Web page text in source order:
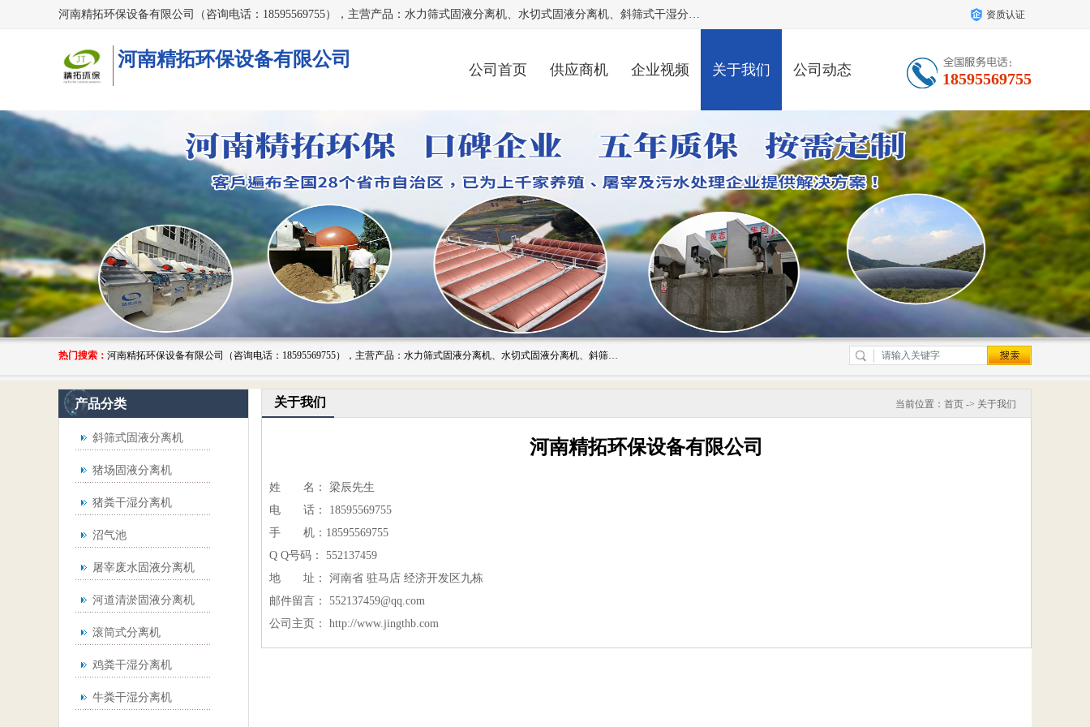
河南精拓环保设备有限公司（咨询电话：18595569755），主营产品：水力筛式固液分离机、水切式固液分离机、斜筛式干湿分离机、养猪场固液分离机、斜筛式固液分离机、屠宰场固液分离机、猪场干湿分离机等。公司从事固液分离设备及配套沼气池的研发、设计、销售与施工，并提供污水处理整体解决方案。 资质认证
河南精拓环保设备有限公司 公司首页 供应商机 企业视频 关于我们 公司动态 18595569755
热门搜索： 河南精拓环保设备有限公司（咨询电话：18595569755），主营产品：水力筛式固液分离机、水切式固液分离机、斜筛式干湿分离机、养猪场固液分离机、斜筛式固液分离机、屠宰场固液分离机、猪场干湿分离机等。公司从事固液分离设备及配套沼气池的研发、设计、销售与施工，并提供污水处理整体解决方案。
产品分类
斜筛式固液分离机
猪场固液分离机
猪粪干湿分离机
沼气池
屠宰废水固液分离机
河道清淤固液分离机
滚筒式分离机
鸡粪干湿分离机
牛粪干湿分离机
关于我们 当前位置： 首页 -> 关于我们
河南精拓环保设备有限公司
姓 名： 梁辰先生
电 话： 18595569755
手 机：18595569755
Q Q号码： 552137459
地 址： 河南省 驻马店 经济开发区九栋
邮件留言： 552137459@qq.com
公司主页： http://www.jingthb.com